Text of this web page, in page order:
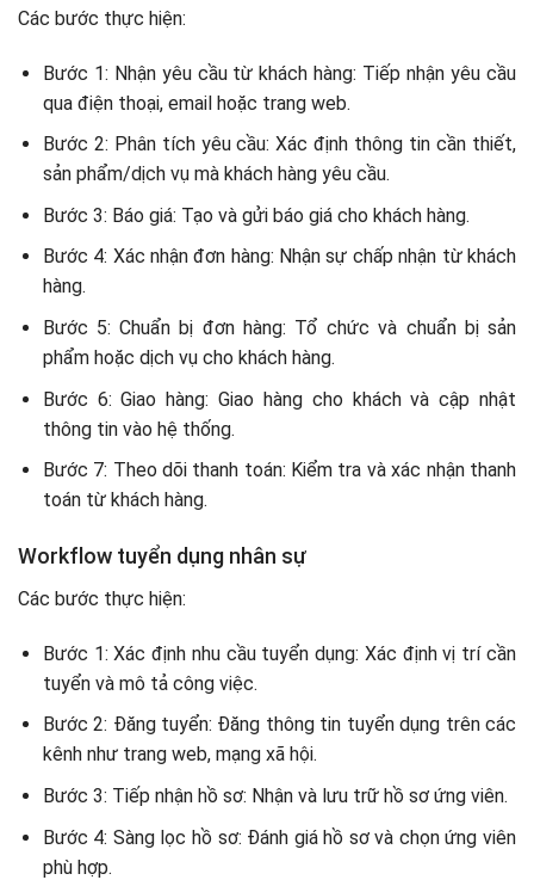
Các bước thực hiện:
Bước 1: Nhận yêu cầu từ khách hàng: Tiếp nhận yêu cầu
qua điện thoại, email hoặc trang web.
Bước 2: Phân tích yêu cầu: Xác định thông tin cần thiết,
sản phẩm/dịch vụ mà khách hàng yêu cầu.
Bước 3: Báo giá: Tạo và gửi báo giá cho khách hàng.
Bước 4: Xác nhận đơn hàng: Nhận sự chấp nhận từ khách
hàng.
Bước 5: Chuẩn bị đơn hàng: Tổ chức và chuẩn bị sản
phẩm hoặc dịch vụ cho khách hàng.
Bước 6: Giao hàng: Giao hàng cho khách và cập nhật
thông tin vào hệ thống.
Bước 7: Theo dõi thanh toán: Kiểm tra và xác nhận thanh
toán từ khách hàng.
Workflow tuyển dụng nhân sự
Các bước thực hiện:
Bước 1: Xác định nhu cầu tuyển dụng: Xác định vị trí cần
tuyển và mô tả công việc.
Bước 2: Đăng tuyển: Đăng thông tin tuyển dụng trên các
kênh như trang web, mạng xã hội.
Bước 3: Tiếp nhận hồ sơ: Nhận và lưu trữ hồ sơ ứng viên.
Bước 4: Sàng lọc hồ sơ: Đánh giá hồ sơ và chọn ứng viên
phù hợp.